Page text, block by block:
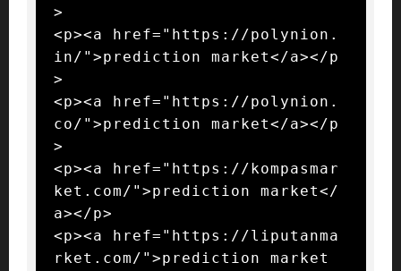
>
<p><a href="https://polynion.
in/">prediction market</a></p
>
<p><a href="https://polynion.
co/">prediction market</a></p
>
<p><a href="https://kompasmar
ket.com/">prediction market</
a></p>
<p><a href="https://liputanma
rket.com/">prediction market